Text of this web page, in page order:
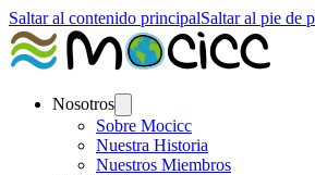
Saltar al contenido principalSaltar al pie de
Nosotros
Sobre Mocicc
Nuestra Historia
Nuestros Miembros